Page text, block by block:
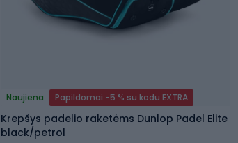
Naujiena Papildomai -5 % su kodu EXTRA
Krepšys padelio raketėms Dunlop Padel Elite
black/petrol